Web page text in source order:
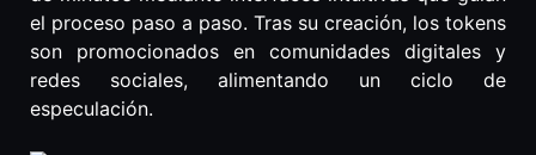
el proceso paso a paso. Tras su creación, los tokens
son promocionados en comunidades digitales y
redes sociales, alimentando un ciclo de
especulación.